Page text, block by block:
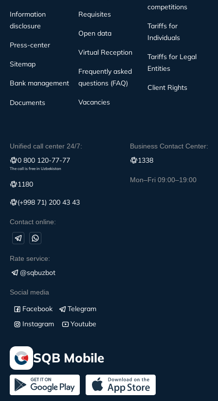
Information
disclosure
Press-center
Sitemap
Bank management
Documents
Requisites
Open data
Virtual Reception
Frequently asked
questions (FAQ)
Vacancies
competitions
Tariffs for
Individuals
Tariffs for Legal
Entities
Client Rights
Unified call center 24/7:
0 800 120-77-77
The call is free in Uzbekistan
1180
(+998 71) 200 43 43
Contact online:
Business Contact Center:
1338
Mon–Fri 09:00–19:00
Rate service:
@sqbuzbot
Social media
Facebook
Telegram
Instagram
Youtube
SQB Mobile